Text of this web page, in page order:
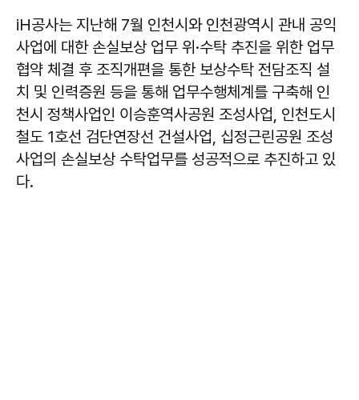
iH공사는 지난해 7월 인천시와 인천광역시 관내 공익
사업에 대한 손실보상 업무 위·수탁 추진을 위한 업무
협약 체결 후 조직개편을 통한 보상수탁 전담조직 설
치 및 인력증원 등을 통해 업무수행체계를 구축해 인
천시 정책사업인 이승훈역사공원 조성사업, 인천도시
철도 1호선 검단연장선 건설사업, 십정근린공원 조성
사업의 손실보상 수탁업무를 성공적으로 추진하고 있
다.